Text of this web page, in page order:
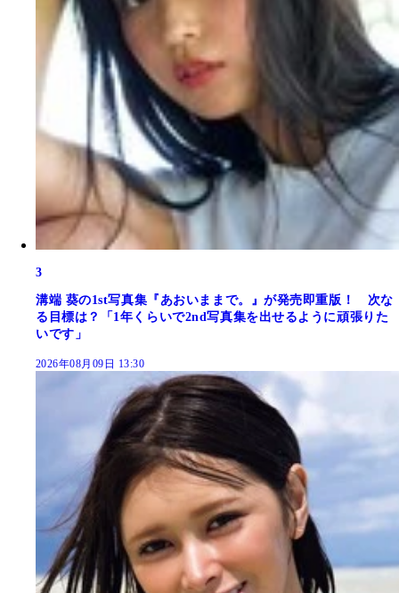
3
溝端 葵の1st写真集『あおいままで。』が発売即重版！ 次な
る目標は？「1年くらいで2nd写真集を出せるように頑張りた
いです」
2026年08月09日 13:30